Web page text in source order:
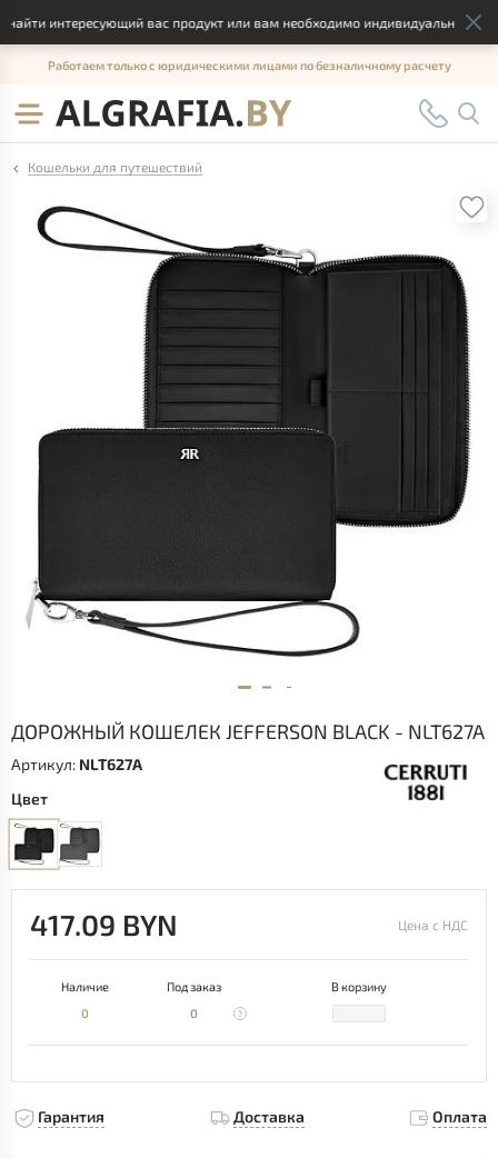
интересующий вас продукт или вам необходимо индивидуальное
Работаем только с юридическими лицами по безналичному расчету
Кошельки для путешествий
ДОРОЖНЫЙ КОШЕЛЕК JEFFERSON BLACK - NLT627A
Артикул: NLT627A
Цвет
417.09 BYN Цена с НДС
Наличие Под заказ
В корзину
0
0
Гарантия Доставка Оплата